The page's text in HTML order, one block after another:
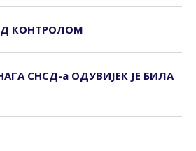
КОНTРОЛОМ
СНСД-а ОДУВИЈЕК ЈЕ БИЛА